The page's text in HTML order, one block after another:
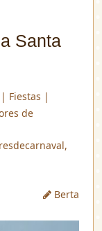
Santa
| Fiestas |
de
,
Berta